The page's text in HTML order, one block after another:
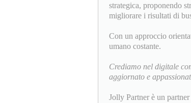
strategica, proponendo
migliorare i risultati di
Con un approccio
umano costante.
Crediamo nel digitale
aggiornato e
Jolly Partner è un